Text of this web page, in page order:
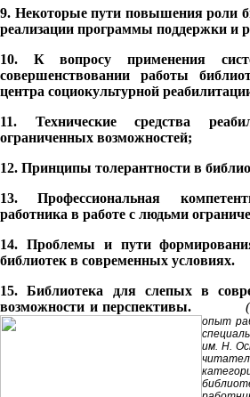
9. Некоторые пути повышения роли
реализации программы поддержки и
10. К вопросу применения
совершенствовании работы
центра социокультурной
11. Технические средства
ограниченных возможностей;
12. Принципы толерантности в
13. Профессиональная
работника в работе с людьми
14. Проблемы и пути
библиотек в современных условиях.
15.Библиотека для слепых в
возможности и перспективы.
опыт
им. Н.